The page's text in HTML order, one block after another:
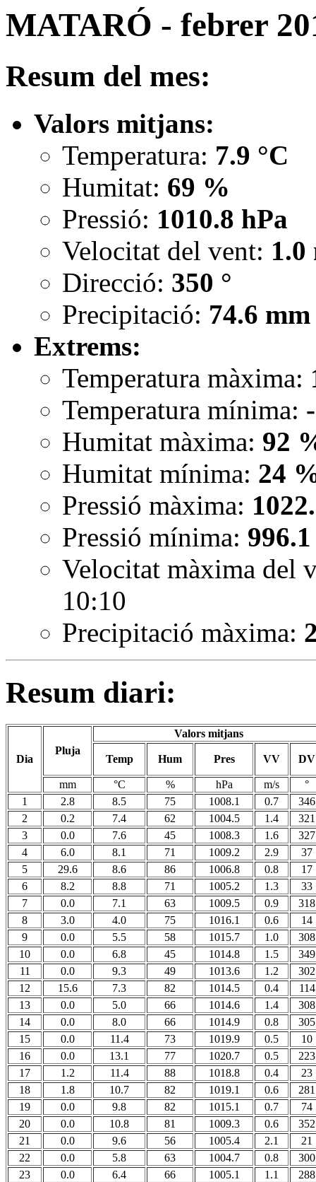
MATARÓ - febrer
Resum del mes:
Valors mitjans:
Temperatura: 7.9 °C
Humitat: 69 %
Pressió: 1010.8 hPa
Velocitat del vent: 1.0
Direcció: 350 °
Precipitació: 74.6 mm
Extrems:
Temperatura màxima:
Temperatura mínima:
Humitat màxima: 92
Humitat mínima: 24
Pressió màxima:
Pressió mínima:
Velocitat màxima del
10:10
Precipitació màxima:
Resum diari:
Dia
Pluja
Valors mitjans
Temp Hum Pres VV DV
mm °C % hPa m/s
°
1
2.8 8.5 75 1008.1 0.7
346
2
0.2 7.4 62 1004.5 1.4
321
3
0.0 7.6 45 1008.3 1.6
327
4
6.0 8.1 71 1009.2 2.9
37
5
29.6 8.6 86 1006.8 0.8
17
6
8.2 8.8 71 1005.2 1.3
33
7
0.0 7.1 63 1009.5 0.9
318
8
3.0 4.0 75 1016.1 0.6
14
9
0.0 5.5 58 1015.7 1.0
308
10
0.0 6.8 45 1014.8 1.5
349
11
0.0 9.3 49 1013.6 1.2
302
12
15.6 7.3 82 1014.5 0.4
114
13
0.0 5.0 66 1014.6 1.4
308
14
0.0 8.0 66 1014.9 0.8
305
15
0.0 11.4 73 1019.9 0.5
10
16
0.0 13.1 77 1020.7 0.5
223
17
1.2 11.4 88 1018.8 0.4
23
18
1.8 10.7 82 1019.1 0.6
281
19
0.0 9.8 82 1015.1 0.7
74
20
0.0 10.8 81 1009.3 0.6
352
21
0.0 9.6 56 1005.4 2.1
21
22
0.0 5.8 63 1004.7 0.8
300
23
0.0 6.4 66 1005.1 1.1
288